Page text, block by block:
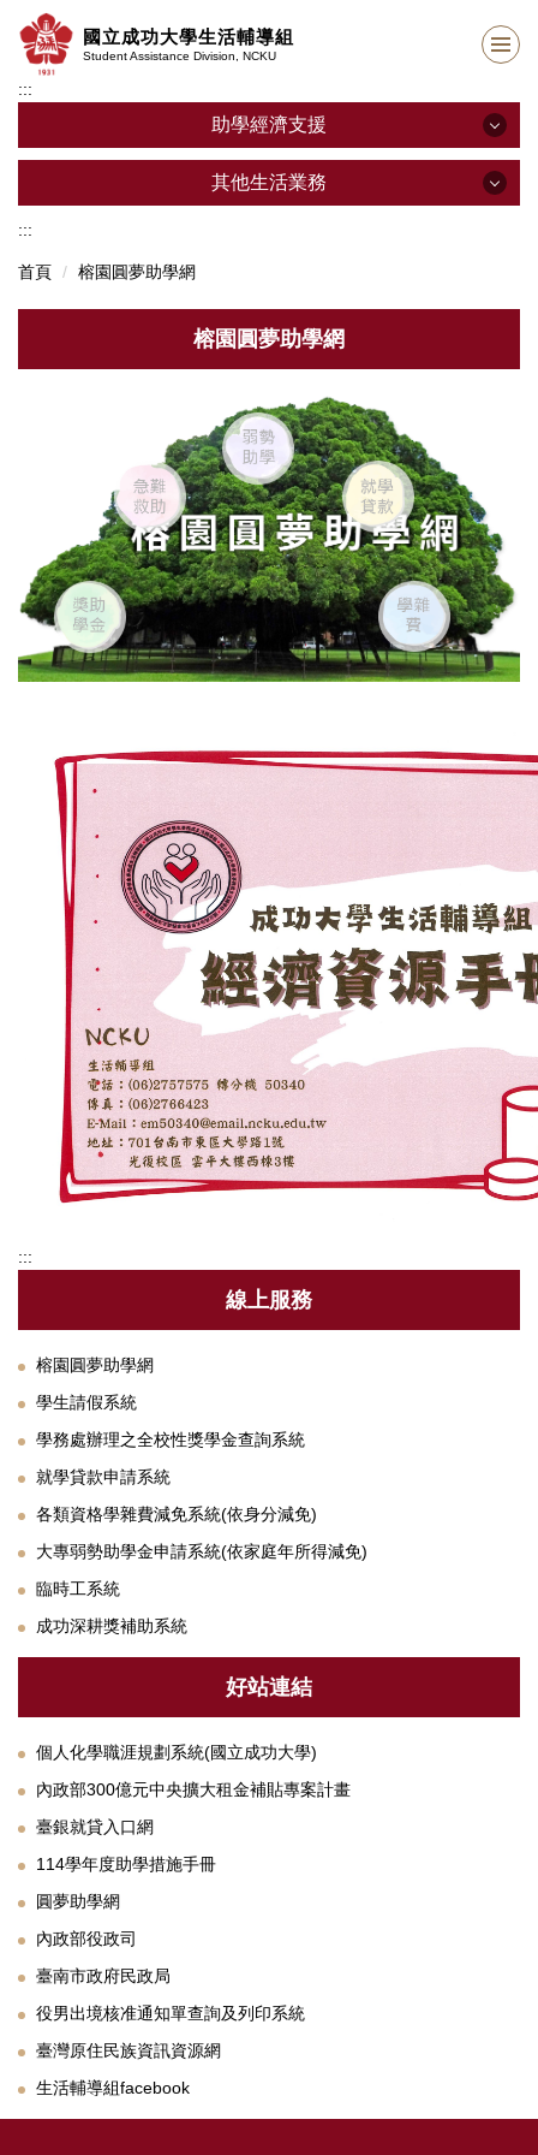
到
要
國立成功大學生活輔導組
Student Assistance Division, NCKU
:::
助學經濟支援
助學經濟支援
就學優待減免
校外租屋補助
獎(助)學金申請
本組助學金一覽表
其他生活業務
學生請假
學生團體平安保險
學生身心就醫費用補助
學生綜合資料
:::
首頁 榕園圓夢助學網
榕園圓夢助學網
:::
線上服務
榕園圓夢助學網
學生請假系統
學務處辦理之全校性獎學金查詢系統
就學貸款申請系統
各類資格學雜費減免系統(依身分減免)
大專弱勢助學金申請系統(依家庭年所得減免)
臨時工系統
成功深耕獎補助系統
好站連結
個人化學職涯規劃系統(國立成功大學)
內政部300億元中央擴大租金補貼專案計畫
臺銀就貸入口網
114學年度助學措施手冊
圓夢助學網
內政部役政司
臺南市政府民政局
役男出境核准通知單查詢及列印系統
臺灣原住民族資訊資源網
生活輔導組facebook